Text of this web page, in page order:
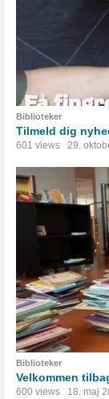
Biblioteker
Tilmeld dig
601 views 29.
Biblioteker
Velkommen
600 views 18. maj